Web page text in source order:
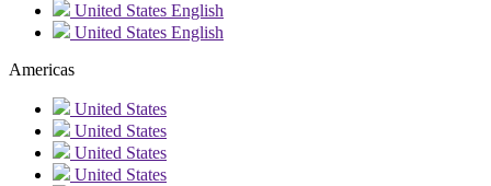
United States English
United States English
Americas
United States
United States
United States
United States